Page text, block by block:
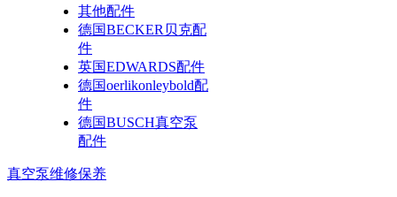
其他配件
德国BECKER贝克配
件
英国EDWARDS配件
德国oerlikonleybold配
件
德国BUSCH真空泵
配件
真空泵维修保养